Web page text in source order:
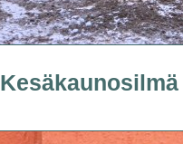
Kesäkaunosilmä